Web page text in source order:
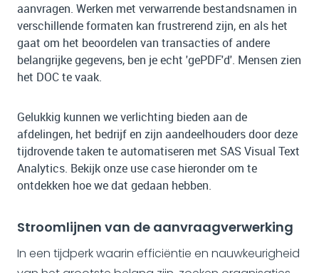
aanvragen. Werken met verwarrende bestandsnamen in
verschillende formaten kan frustrerend zijn, en als het
gaat om het beoordelen van transacties of andere
belangrijke gegevens, ben je echt 'gePDF'd'. Mensen zien
het DOC te vaak.
Gelukkig kunnen we verlichting bieden aan de
afdelingen, het bedrijf en zijn aandeelhouders door deze
tijdrovende taken te automatiseren met SAS Visual Text
Analytics. Bekijk onze use case hieronder om te
ontdekken hoe we dat gedaan hebben.
Stroomlijnen van de aanvraagverwerking
In een tijdperk waarin efficiëntie en nauwkeurigheid